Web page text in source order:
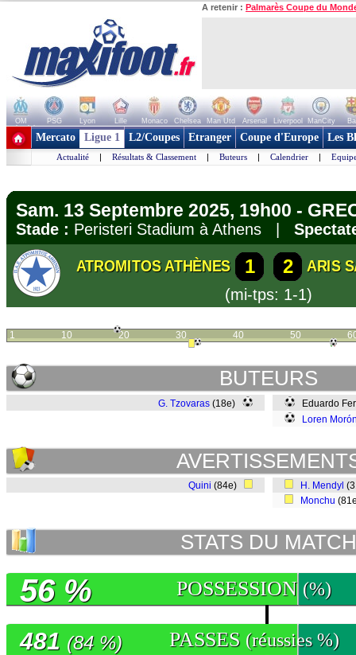
A retenir : Palmarès Coupe du
OM PSG Lyon Lille Monaco Chelsea Man Utd Arsenal Liverpool ManCity
+ de clubs
Mercato Ligue 1 L2/Coupes Etranger Coupe d'Europe Les
Actualité | Résultats & Classement | Buteurs | Calendrier |
Sam. 13 Septembre 2025, 19h00 -
Stade : Peristeri Stadium à Athens |
ATROMITOS ATHÈNES 1 2
ARIS
(mi-tps: 1-1)
1 10 20 30 40 50
BUTEURS
G. Tzovaras (18e)
Eduardo
Loren
Quini (84e) H. Mendyl
Monchu
STATS DU MATCH
POSSESSION (%)
56 %
PASSES (réussies %)
481 (84 %)